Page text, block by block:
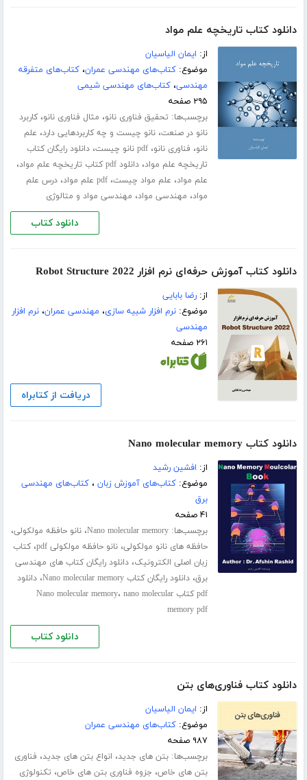
دانلود کتاب تاریخچه علم مواد
از: ایمان الیاسیان
موضوع:کتاب‌های مهندسی عمران،کتاب‌های متفرقه
مهندسی،کتاب‌های مهندسی شیمی
۲۹۵ صفحه
برچسب‌ها: تحقیق فناوری نانو، مثال فناوری نانو،کاربرد
نانو در صنعت،نانو چیست و چه کاربردهایی دارد، علم
نانو، فناوری نانو،pdf نانو چیست ،دانلود رایگان کتاب
تاریخچه علم مواد،دانلود pdf کتاب تاریخچه علم مواد ،
علم مواد، علم مواد چیست،pdf علم مواد ،درس علم
مواد، مهندسی مواد، مهندسی مواد و متالوژی
دانلود کتاب
دانلود کتاب آموزش حرفه‌ای نرم افزار Robot Structure 2022
از:رضا بابایی
موضوع:نرم افزار شبیه سازی، مهندسی عمران،نرم افزار
مهندسی
۲۶۱ صفحه
دریافت از کتابراه
دانلود کتاب Nano molecular memory
از: افشین رشید
موضوع:کتاب‌های آموزش زبان ،کتاب‌های مهندسی
برق
۴۱ صفحه
برچسب‌ها:Nano molecular memory،نانو حافظه مولکولی،
حافظه های نانو مولکولی،نانو حافظه مولکولی pdf ،کتاب
زبان اصلی الکترونیک،دانلود رایگان کتاب های مهندسی
برق،دانلود رایگان کتاب Nano molecular memory ،دانلود
pdf کتاب Nano molecular memory
، nano molecular
memory pdf
دانلود کتاب
دانلود کتاب فناوری‌های بتن
از: ایمان الیاسیان
موضوع:کتاب‌های مهندسی عمران
۹۸۷ صفحه
برچسب‌ها:بتن های جدید، انواع بتن های جدید، فناوری
بتن های خاص، جزوه فناوری بتن های خاص، تکنولوژی